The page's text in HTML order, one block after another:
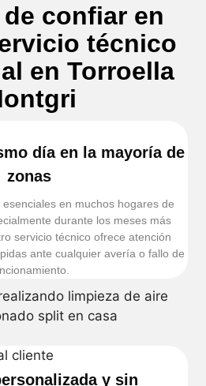
confiar en
técnico
en Torroella
día en la mayoría de
zonas
en muchos hogares de
durante los meses más
servicio técnico ofrece atención
ante cualquier avería o fallo de
y sin